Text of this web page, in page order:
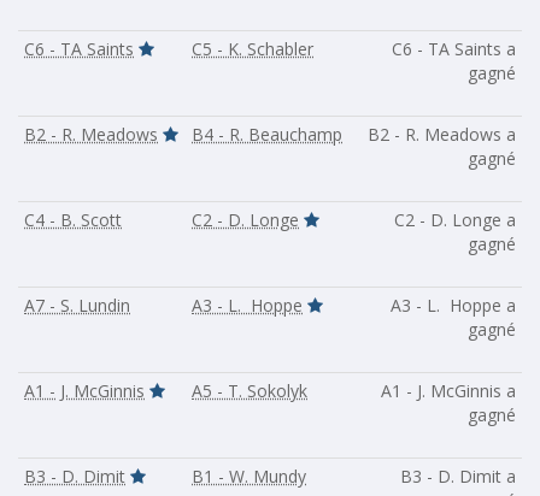
C6 - TA Saints C5 - K. Schabler
C6 - TA Saints a
gagné
B2 - R. Meadows B4 - R. Beauchamp
B2 - R. Meadows a
gagné
C4 - B. Scott C2 - D. Longe
C2 - D. Longe a
gagné
A7 - S. Lundin A3 - L. Hoppe
A3 - L. Hoppe a
gagné
A1 - J. McGinnis A5 - T. Sokolyk
A1 - J. McGinnis a
gagné
B3 - D. Dimit B1 - W. Mundy
B3 - D. Dimit a